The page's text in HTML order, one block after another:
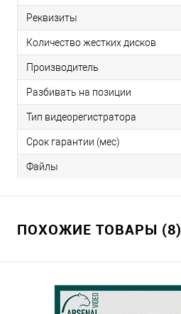
Реквизиты
Количество жестких дисков
Производитель
Разбивать на позиции
Тип видеорегистратора
Срок гарантии (мес)
Файлы
ПОХОЖИЕ ТОВАРЫ (8)